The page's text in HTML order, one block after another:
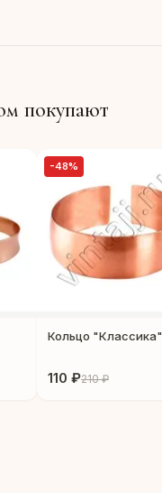
покупают
-48%
Кольцо "Классика"
110 ₽210 ₽